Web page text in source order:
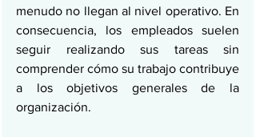
menudo no llegan al nivel operativo. En
consecuencia, los empleados suelen
seguir realizando sus tareas sin
comprender cómo su trabajo contribuye
a los objetivos generales de la
organización.